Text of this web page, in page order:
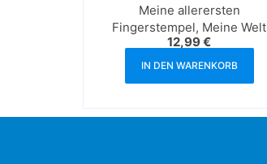
Meine allerersten
Fingerstempel, Meine Welt
12,99€
IN DEN WARENKORB